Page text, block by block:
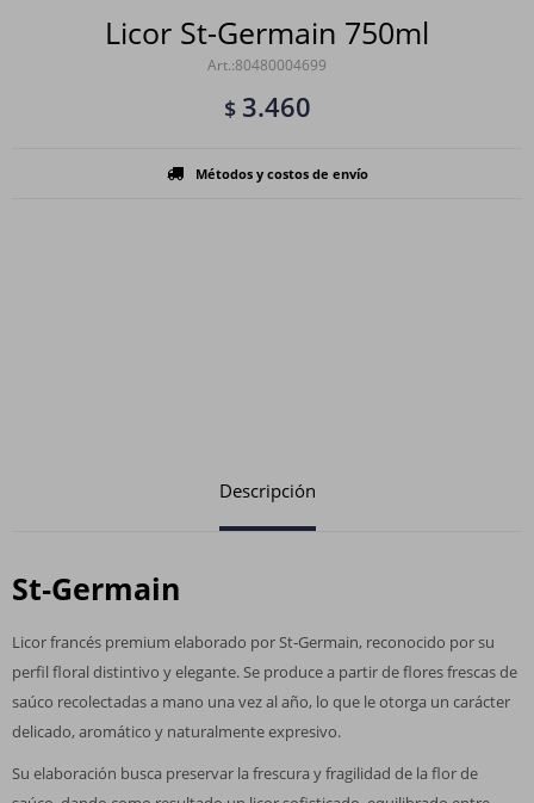
Licor St-Germain 750ml
80480004699
$ 3.460
Métodos y costos de envío
Descripción
St‑Germain
Licor francés premium elaborado por St‑Germain, reconocido por su
perfil floral distintivo y elegante. Se produce a partir de flores frescas de
saúco recolectadas a mano una vez al año, lo que le otorga un carácter
delicado, aromático y naturalmente expresivo.
Su elaboración busca preservar la frescura y fragilidad de la flor de